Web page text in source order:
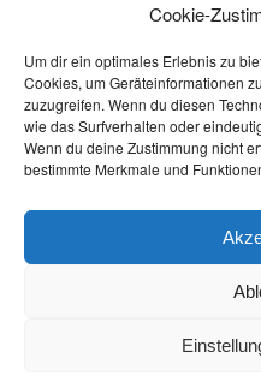
Cookie-
Um dir ein optimales Erlebnis zu
Cookies, um Geräteinformationen
zuzugreifen. Wenn du diesen
wie das Surfverhalten oder
Wenn du deine Zustimmung nicht
bestimmte Merkmale und
Telefon:
0676814287655
sekretariat@drbolz.at
ORDINATIONSZEITEN
Telefonische
© 2025 | Augenarzt Dr.